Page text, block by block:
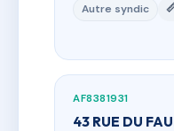
Autre syndic
AF8381931
43 RUE DU